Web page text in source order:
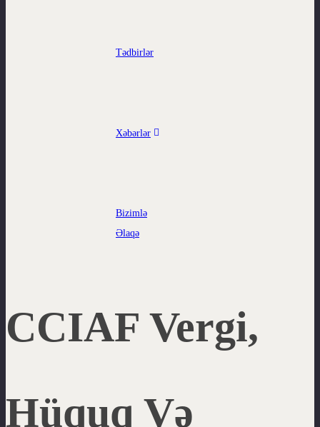
Tədbirlər
Xəbərlər
Bizimlə
Əlaqə
CCIAF Vergi,
Hüquq Və